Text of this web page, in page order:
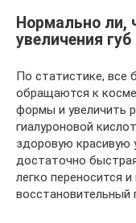
Нормально ли,
увеличения
По статистике, все
обращаются к
формы и увеличить
гиалуроновой
здоровую красивую
достаточно
легко переносится
восстановительный